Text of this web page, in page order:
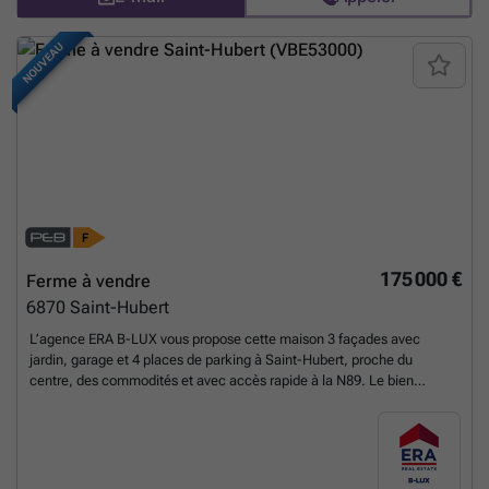
d’acceptation du propriétaire. Informations données à titre indicatif et
non contractuel. Intéressé(e) ? Contactez l’agence ERA B-LUX au
###En savoir plus ?
NOUVEAU
175 000 €
Ferme à vendre
6870 Saint-Hubert
L’agence ERA B-LUX vous propose cette maison 3 façades avec
jardin, garage et 4 places de parking à Saint-Hubert, proche du
centre, des commodités et avec accès rapide à la N89. Le bien
cuisine, spacieux séjour, 2 WC, 3 chambres, 1 salle de bain, 3 pièces
aménageables au dernier étage, buanderie, 3 caves, garage, cour et
parkings. Nouvelle chaudière installée en mars 2026 (après réalisation
du PEB). Grâce à sa configuration, possibilité de division en plusieurs